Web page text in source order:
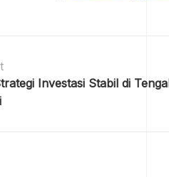
Investasi Stabil di